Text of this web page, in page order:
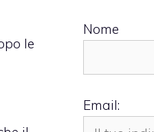
le
Nome
Email: